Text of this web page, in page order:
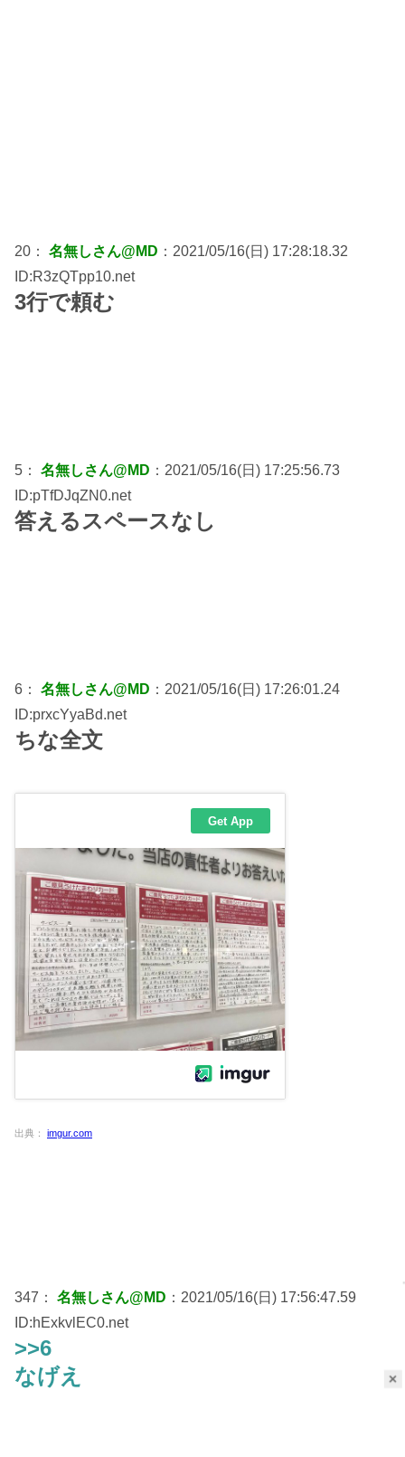
×
20： 名無しさん@MD ：2021/05/16(日) 17:28:18.32
ID:R3zQTpp10.net
3行で頼む
5： 名無しさん@MD ：2021/05/16(日) 17:25:56.73
ID:pTfDJqZN0.net
答えるスペースなし
6： 名無しさん@MD ：2021/05/16(日) 17:26:01.24
ID:prxcYyaBd.net
ちな全文
出典： imgur.com
347： 名無しさん@MD ：2021/05/16(日) 17:56:47.59
ID:hExkvlEC0.net
>>6
なげえ